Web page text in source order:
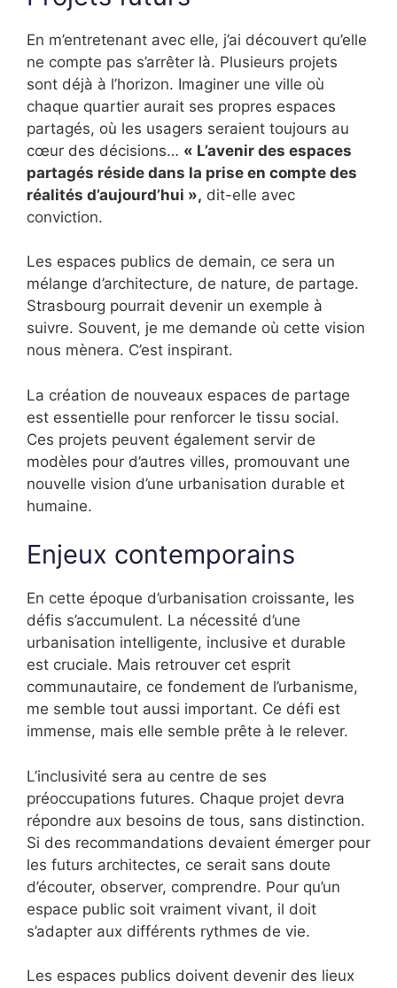
En m’entretenant avec elle, j’ai découvert qu’elle
ne compte pas s’arrêter là. Plusieurs projets
sont déjà à l’horizon. Imaginer une ville où
chaque quartier aurait ses propres espaces
partagés, où les usagers seraient toujours au
cœur des décisions… « L’avenir des espaces
partagés réside dans la prise en compte des
réalités d’aujourd’hui », dit-elle avec
conviction.
Les espaces publics de demain, ce sera un
mélange d’architecture, de nature, de partage.
Strasbourg pourrait devenir un exemple à
suivre. Souvent, je me demande où cette vision
nous mènera. C’est inspirant.
La création de nouveaux espaces de partage
est essentielle pour renforcer le tissu social.
Ces projets peuvent également servir de
modèles pour d’autres villes, promouvant une
nouvelle vision d’une urbanisation durable et
humaine.
Enjeux contemporains
En cette époque d’urbanisation croissante, les
défis s’accumulent. La nécessité d’une
urbanisation intelligente, inclusive et durable
est cruciale. Mais retrouver cet esprit
communautaire, ce fondement de l’urbanisme,
me semble tout aussi important. Ce défi est
immense, mais elle semble prête à le relever.
L’inclusivité sera au centre de ses
préoccupations futures. Chaque projet devra
répondre aux besoins de tous, sans distinction.
Si des recommandations devaient émerger pour
les futurs architectes, ce serait sans doute
d’écouter, observer, comprendre. Pour qu’un
espace public soit vraiment vivant, il doit
s’adapter aux différents rythmes de vie.
Les espaces publics doivent devenir des lieux